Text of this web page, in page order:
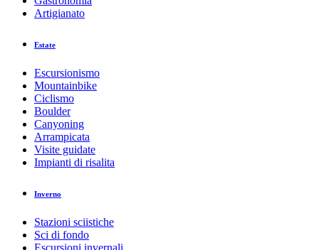
Artigianato
Estate
Escursionismo
Mountainbike
Ciclismo
Boulder
Canyoning
Arrampicata
Visite guidate
Impianti di risalita
Inverno
Stazioni sciistiche
Sci di fondo
Escursioni invernali